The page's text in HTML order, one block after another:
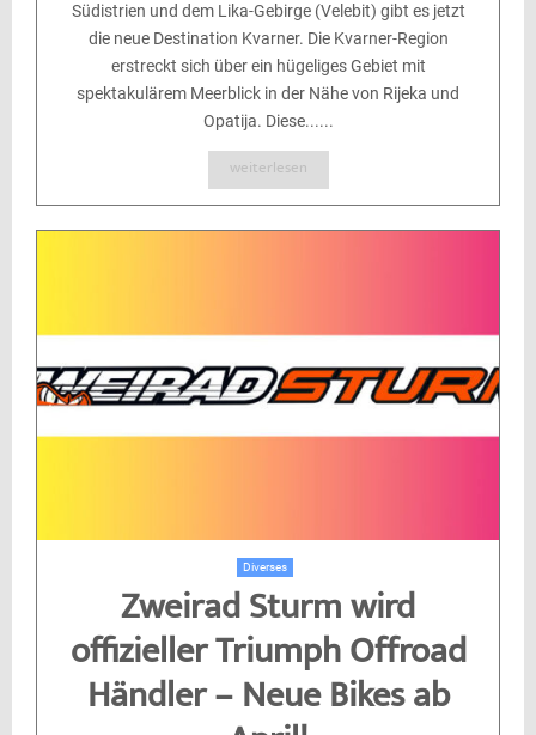
Südistrien und dem Lika-Gebirge (Velebit) gibt es jetzt
die neue Destination Kvarner. Die Kvarner-Region
erstreckt sich über ein hügeliges Gebiet mit
spektakulärem Meerblick in der Nähe von Rijeka und
Opatija. Diese......
weiterlesen
Diverses
Zweirad Sturm wird
offizieller Triumph Offroad
Händler – Neue Bikes ab